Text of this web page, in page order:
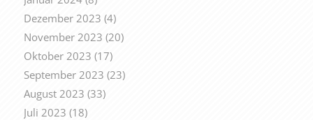
Dezember 2023 (4)
November 2023 (20)
Oktober 2023 (17)
September 2023 (23)
August 2023 (33)
Juli 2023 (18)